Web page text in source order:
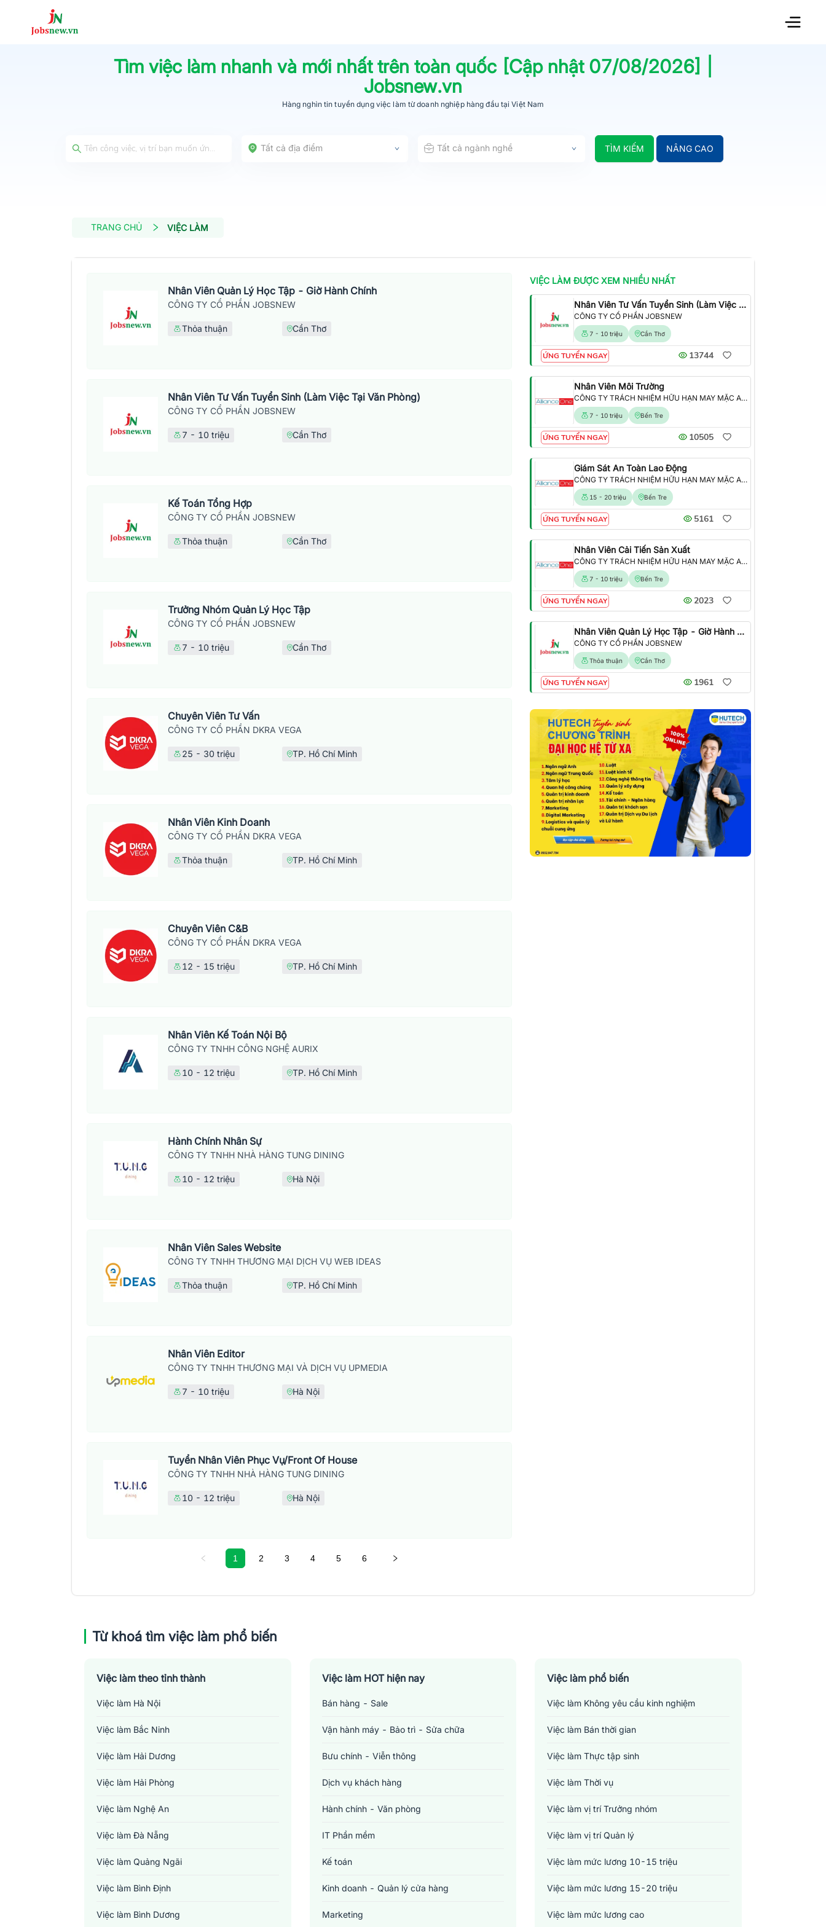
Tìm việc làm nhanh và mới nhất trên toàn quốc [Cập nhật 07/08/2026] |
Jobsnew.vn
Hàng nghìn tin tuyển dụng việc làm từdoanh nghiệp hàng đầutại Việt Nam
Tất cả địa điểm Tất cả ngành nghề TÌM KIẾM NÂNG CAO
TRANG CHỦ VIỆC LÀM
Nhân Viên Quản Lý Học Tập - Giờ Hành Chính
CÔNG TY CỔ PHẦN JOBSNEW
Thỏa thuận Cần Thơ
Nhân Viên Tư Vấn Tuyển Sinh (Làm Việc Tại Văn Phòng)
CÔNG TY CỔ PHẦN JOBSNEW
7 - 10 triệu Cần Thơ
Kế Toán Tổng Hợp
CÔNG TY CỔ PHẦN JOBSNEW
Thỏa thuận Cần Thơ
Trưởng Nhóm Quản Lý Học Tập
CÔNG TY CỔ PHẦN JOBSNEW
7 - 10 triệu Cần Thơ
Chuyên Viên Tư Vấn
CÔNG TY CỔ PHẦN DKRA VEGA
25 - 30 triệu TP. Hồ Chí Minh
Nhân Viên Kinh Doanh
CÔNG TY CỔ PHẦN DKRA VEGA
Thỏa thuận TP. Hồ Chí Minh
Chuyên Viên C&B
CÔNG TY CỔ PHẦN DKRA VEGA
12 - 15 triệu TP. Hồ Chí Minh
Nhân Viên Kế Toán Nội Bộ
CÔNG TY TNHH CÔNG NGHỆ AURIX
10 - 12 triệu TP. Hồ Chí Minh
Hành Chính Nhân Sự
CÔNG TY TNHH NHÀ HÀNG TUNG DINING
10 - 12 triệu Hà Nội
Nhân Viên Sales Website
CÔNG TY TNHH THƯƠNG MẠI DỊCH VỤ WEB IDEAS
Thỏa thuận TP. Hồ Chí Minh
Nhân Viên Editor
CÔNG TY TNHH THƯƠNG MẠI VÀ DỊCH VỤ UPMEDIA
7 - 10 triệu Hà Nội
Tuyển Nhân Viên Phục Vụ/Front Of House
CÔNG TY TNHH NHÀ HÀNG TUNG DINING
10 - 12 triệu Hà Nội
1 2 3 4 5 6
VIỆC LÀM ĐƯỢC XEM NHIỀU NHẤT
Nhân Viên Tư Vấn Tuyển Sinh (Làm Việc Tại Văn Phòng)
CÔNG TY CỔ PHẦN JOBSNEW
7 - 10 triệu Cần Thơ
ỨNG TUYỂN NGAY 13744
Nhân Viên Môi Trường
CÔNG TY TRÁCH NHIỆM HỮU HẠN MAY MẶC ALLIANCE ONE
7 - 10 triệu Bến Tre
ỨNG TUYỂN NGAY 10505
Giám Sát An Toàn Lao Động
CÔNG TY TRÁCH NHIỆM HỮU HẠN MAY MẶC ALLIANCE ONE
15 - 20 triệu Bến Tre
ỨNG TUYỂN NGAY 5161
Nhân Viên Cải Tiến Sản Xuất
CÔNG TY TRÁCH NHIỆM HỮU HẠN MAY MẶC ALLIANCE ONE
7 - 10 triệu Bến Tre
ỨNG TUYỂN NGAY 2023
Nhân Viên Quản Lý Học Tập - Giờ Hành Chính
CÔNG TY CỔ PHẦN JOBSNEW
Thỏa thuận Cần Thơ
ỨNG TUYỂN NGAY 1961
Từ khoá tìm việc làm phổ biến
Việc làm theo tỉnh thành
Việc làm Hà Nội
Việc làm Bắc Ninh
Việc làm Hải Dương
Việc làm Hải Phòng
Việc làm Nghệ An
Việc làm Đà Nẵng
Việc làm Quảng Ngãi
Việc làm Bình Định
Việc làm Bình Dương
Việc làm HOT hiện nay
Bán hàng - Sale
Vận hành máy - Bảo trì - Sửa chữa
Bưu chính - Viễn thông
Dịch vụ khách hàng
Hành chính - Văn phòng
IT Phần mềm
Kế toán
Kinh doanh - Quản lý cửa hàng
Marketing
Việc làm phổ biến
Việc làm Không yêu cầu kinh nghiệm
Việc làm Bán thời gian
Việc làm Thực tập sinh
Việc làm Thời vụ
Việc làm vị trí Trưởng nhóm
Việc làm vị trí Quản lý
Việc làm mức lương 10-15 triệu
Việc làm mức lương 15-20 triệu
Việc làm mức lương cao